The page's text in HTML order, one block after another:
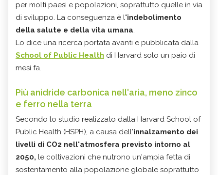
per molti paesi e popolazioni, soprattutto quelle in via
di sviluppo. La conseguenza è l'indebolimento
della salute e della vita umana.
Lo dice una ricerca portata avanti e pubblicata dalla
School of Public Health di Harvard solo un paio di
mesi fa.
Più anidride carbonica nell'aria, meno zinco
e ferro nella terra
Secondo lo studio realizzato dalla Harvard School of
Public Health (HSPH), a causa dell'innalzamento dei
livelli di CO2 nell'atmosfera previsto intorno al
2050, le coltivazioni che nutrono un'ampia fetta di
sostentamento alla popolazione globale soprattutto